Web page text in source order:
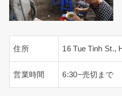
住所 16 Tue Tinh St.,
営業時間 6:30−売切まで